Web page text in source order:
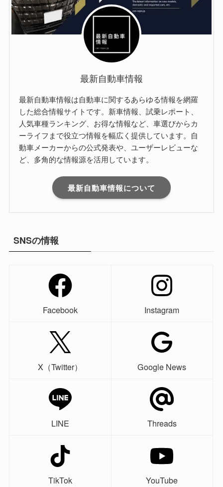
最新自動車情報
最新自動車情報は自動車に関するあらゆる情報を網羅
した総合情報サイトです。新車情報、試乗レポート、
人気車種ランキング、お得な情報など、車選びからカ
ーライフまで役立つ情報を幅広く提供しています。自
動車メーカーからの公式発表や、ユーザーレビューな
ど、多角的な情報源を活用しています。
最新自動車情報について
SNSの情報
Facebook Instagram
X（Twitter） Google News
LINE Threads
TikTok YouTube